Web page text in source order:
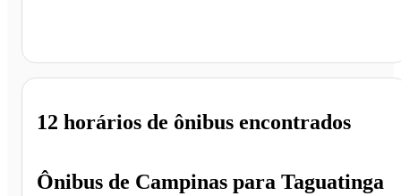
Ônibus de Campinas para Taguatinga
12 horários de ônibus encontrados